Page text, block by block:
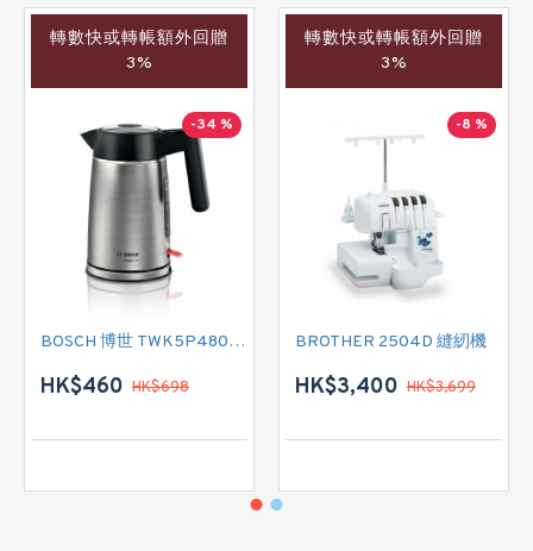
轉數快或轉帳額外回贈
3%
-34 %
BOSCH 博世 TWK5P480GB 電熱式水壺
HK$460 HK$698
轉數快或轉帳額外回贈
3%
-8 %
BROTHER 2504D 縫紉機
HK$3,400 HK$3,699